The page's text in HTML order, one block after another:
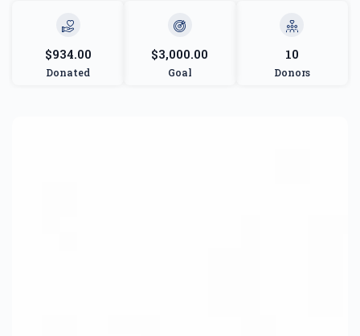
$934.00
Donated
$3,000.00
Goal
10
Donors